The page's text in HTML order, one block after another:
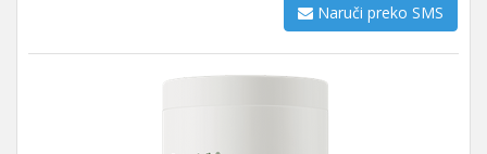
Naruči preko SMS